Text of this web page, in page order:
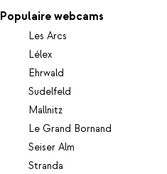
Populaire webcams
Les Arcs
Lélex
Ehrwald
Sudelfeld
Mallnitz
Le Grand Bornand
Seiser Alm
Stranda